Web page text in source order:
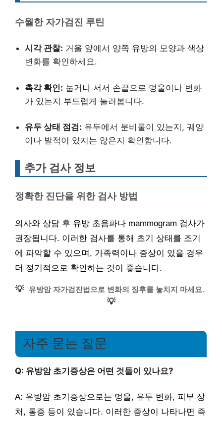
수월한 자가검진 루틴
시각 관찰: 거울 앞에서 양쪽 유방의 모양과 색상
변화를 확인하세요.
촉각 확인: 눕거나 서서 손끝으로 멍울이나 변화
가 있는지 부드럽게 눌러봅니다.
유두 상태 점검: 유두에서 분비물이 있는지, 궤양
이나 발적이 있지는 않은지 확인합니다.
추가 검사 정보
정확한 진단을 위한 검사 방법
의사와 상담 후 유방 초음파나 mammogram 검사가
권장됩니다. 이러한 검사를 통해 초기 상태를 조기
에 파악할 수 있으며, 가족력이나 증상이 있을 경우
더 정기적으로 확인하는 것이 좋습니다.
💡 유방암 자가검진법으로 변화의 징후를 놓치지 마세요.
💡
자주 묻는 질문
Q: 유방암 초기증상은 어떤 것들이 있나요?
A: 유방암 초기증상으로는 멍울, 유두 변화, 피부 상
처, 통증 등이 있습니다. 이러한 증상이 나타나면 즉